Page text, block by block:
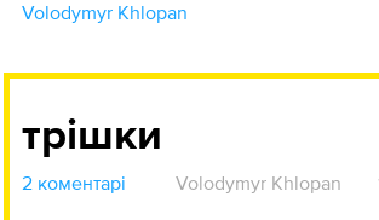
Volodymyr Khlopan
трішки
2 коментарі Volodymyr Khlopan